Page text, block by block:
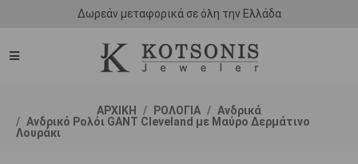
Δωρεάν μεταφορικά σε όλη την Ελλάδα
ΑΡΧΙΚΗ ΡΟΛΟΓΙΑ
Ανδρικά
Ανδρικό Ρολόι GANT Cleveland με Μαύρο Δερμάτινο
Λουράκι